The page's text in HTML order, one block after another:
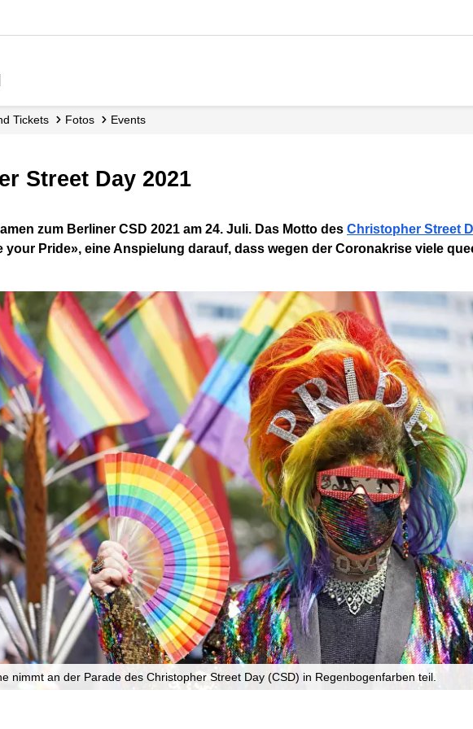
Tickets Fotos Events
Street Day 2021
zum Berliner CSD 2021 am 24. Juli. Das Motto des Christopher Street
your Pride», eine Anspielung darauf, dass wegen der Coronakrise viele
nimmt an der Parade des Christopher Street Day (CSD) in Regenbogenfarben teil.